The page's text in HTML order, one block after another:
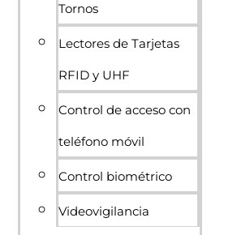
Tornos
Lectores de Tarjetas
RFID y UHF
Control de acceso con
teléfono móvil
Control biométrico
Videovigilancia